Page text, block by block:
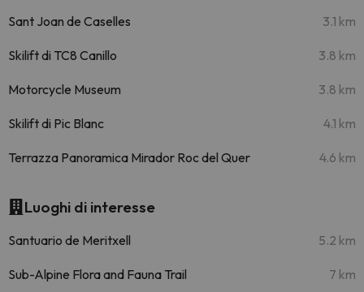
Sant Joan de Caselles 3.1 km
Skilift di TC8 Canillo 3.8 km
Motorcycle Museum 3.8 km
Skilift di Pic Blanc 4.1 km
Terrazza Panoramica Mirador Roc del Quer 4.6 km
Luoghi di interesse
Santuario de Meritxell 5.2 km
Sub-Alpine Flora and Fauna Trail 7 km